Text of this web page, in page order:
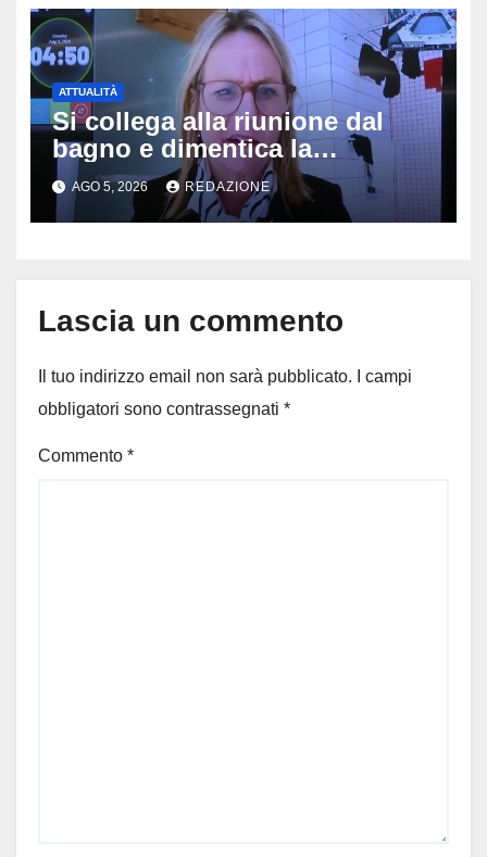
ATTUALITÀ
Si collega alla riunione dal
bagno e dimentica la
telecamera accesa: tutti
vedono il bucato, il video
diventa virale
AGO 5, 2026 REDAZIONE
Lascia un commento
Il tuo indirizzo email non sarà pubblicato.
I campi
obbligatori sono contrassegnati *
Commento *